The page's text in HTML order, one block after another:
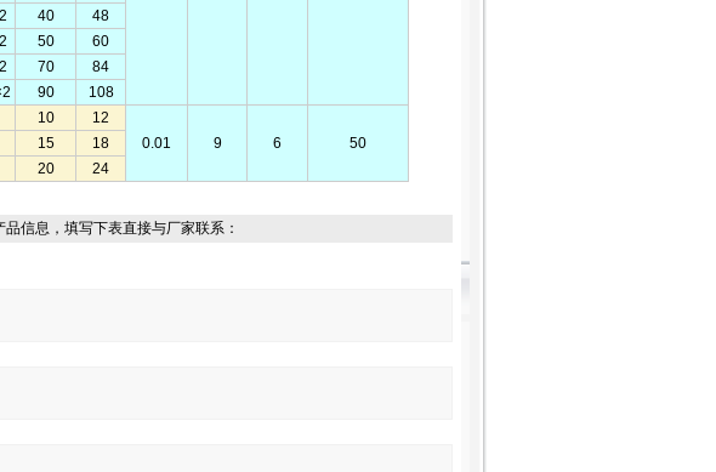
40
48
50
60
70
84
90
108
10
12
0.01
9 6 50
15
18
20 24
信息，填写下表直接与厂家联系：